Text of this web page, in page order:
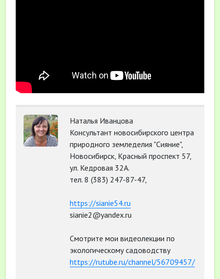
Наталья Иванцова
Консультант новосибирского центра
природного земледелия "Сияние",
Новосибирск, Красный проспект 57,
ул. Кедровая 32А.
тел. 8 (383) 247-87-47,
https://sianie54.ru
sianie2@yandex.ru
Смотрите мои видеолекции по
экологическому садоводству
https://rutube.ru/channel/56709457/